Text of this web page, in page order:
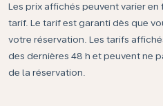
Les prix affichés peuvent varier
tarif. Le tarif est garanti dès que
votre réservation. Les tarifs
des dernières 48 h et peuvent ne
de la réservation.